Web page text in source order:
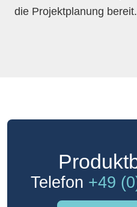
die Projektplanung bereit.
Telefon +49